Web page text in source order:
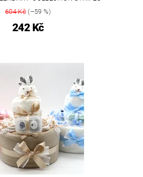
604 Kč(–59 %)
242 Kč